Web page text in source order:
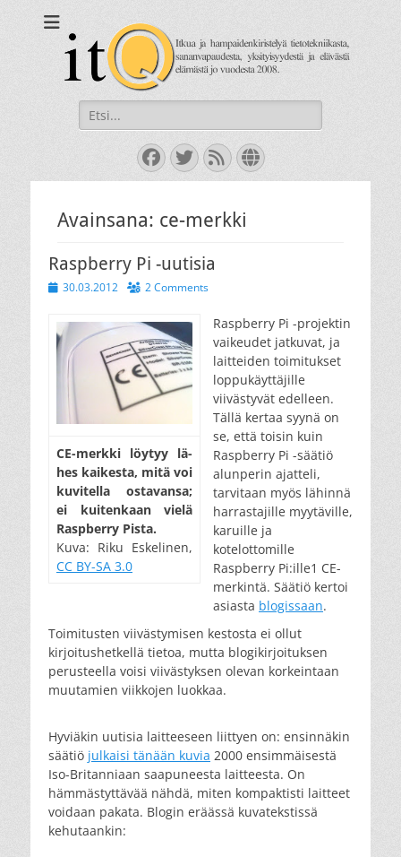
Itkua ja hammastenkiristelyä jo vuodesta 2008.
Search
for:
Facebook
Twitter
FeedWebsite
Avainsana: ce-merkki
Raspberry Pi -uutisia
Posted
30.03.2012 2 Comments
CE-merk­ki löy­tyy lä­
hes kai­kes­ta, mi­tä voi
ku­vi­tel­la os­ta­van­sa;
ei kui­ten­kaan vie­lä
Rasp­berry Pis­ta.
Kuva: Riku Eskelinen,
CC BY-SA 3.0
Raspberry Pi -projektin
vaikeudet jatkuvat, ja
laitteiden toimitukset
loppukäyttäjille
viivästyvät edelleen.
Tällä kertaa syynä on
se, että toisin kuin
Raspberry Pi -säätiö
alunperin ajatteli,
tarvitaan myös lähinnä
harrastajille myytäville,
karuille ja
kotelottomille
Raspberry Pi:ille1 CE-
merkintä. Säätiö kertoi
asiasta blogissaan.
Toimitusten viivästymisen kestosta ei ollut
kirjoitushetkellä tietoa, mutta blogikirjoituksen
perusteella voisi viivästyksen olevan korkeintaan
muutamien viikkojen luokkaa.
Hyviäkin uutisia laitteeseen liittyen on: ensinnäkin
säätiö julkaisi tänään kuvia 2000 ensimmäisestä
Iso-Britanniaan saapuneesta laitteesta. On
hämmästyttävää nähdä, miten kompaktisti laitteet
voidaan pakata. Blogin eräässä kuvatekstissä
kehutaankin: